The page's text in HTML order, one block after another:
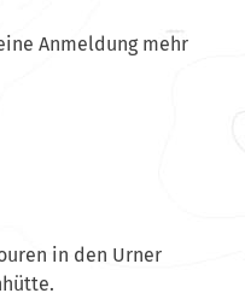
Anmeldung mehr
in den Urner